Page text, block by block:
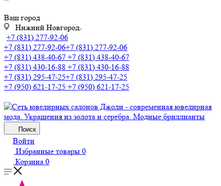
Ваш город
Нижний Новгород
+7 (831) 277-92-06
+7 (831) 277-92-06+7 (831) 277-92-06
+7 (831) 438-40-67 +7 (831) 438-40-67
+7 (831) 430-16-88 +7 (831) 430-16-88
+7 (831) 295-47-25+7 (831) 295-47-25
+7 (950) 621-17-25 +7 (950) 621-17-25
Поиск
Войти
Избранные товары 0
Корзина 0